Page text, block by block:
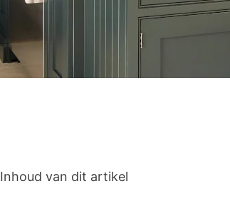
Inhoud van dit artikel